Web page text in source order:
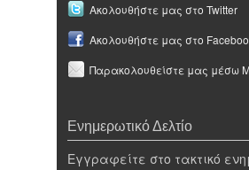
Ακολουθήστε μας στο Twitter
Ακολουθήστε μας στο
Παρακολουθείστε μας μέσω
Ενημερωτικό Δελτίο
Εγγραφείτε στο τακτικό